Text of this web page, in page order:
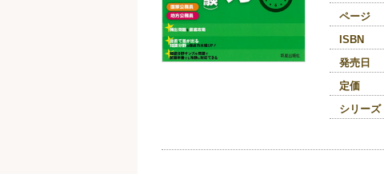
ページ
ISBN
発売日
定価
シリーズ